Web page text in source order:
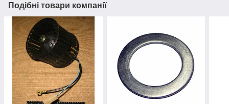
Подібні товари компанії